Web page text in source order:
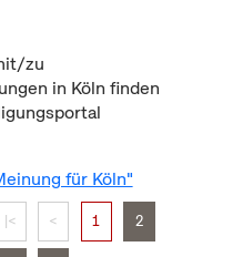
zu
in Köln finden
für Köln"
|< < 1 2